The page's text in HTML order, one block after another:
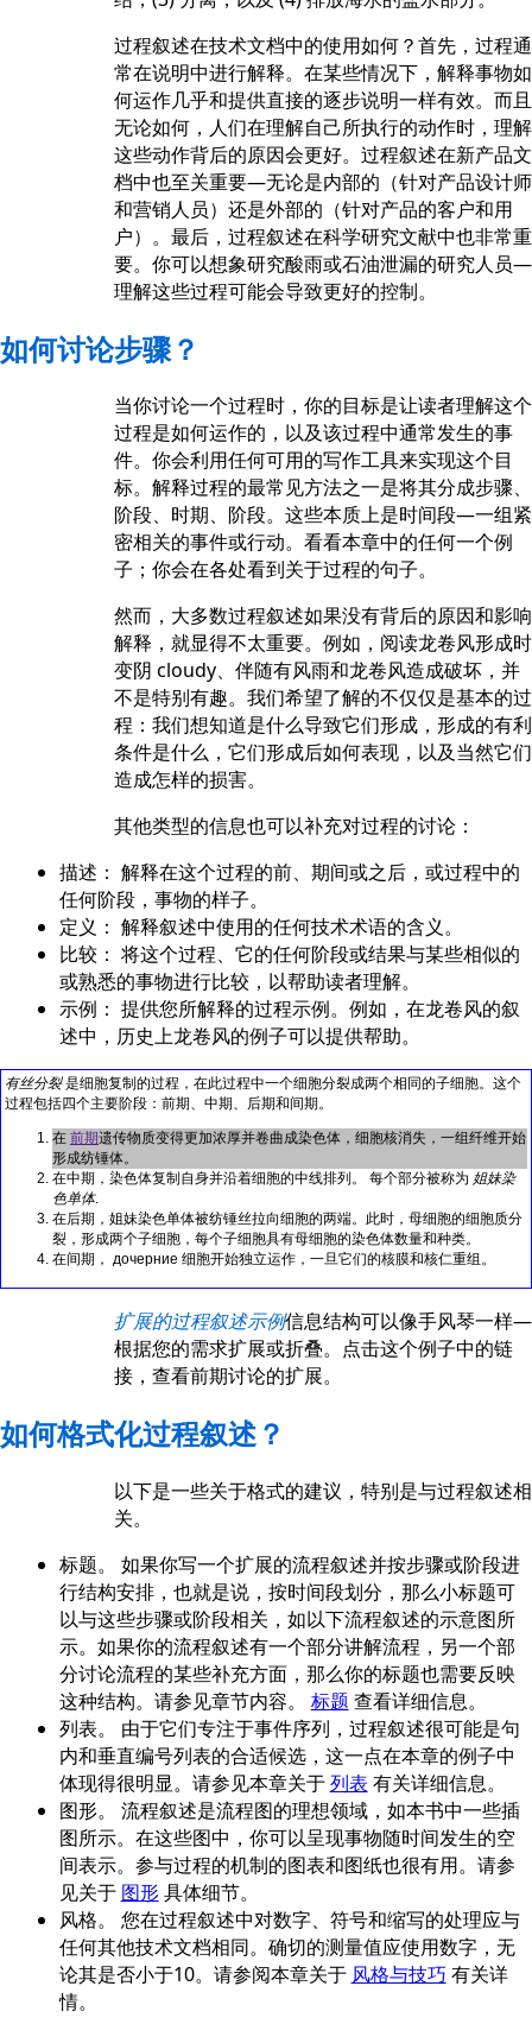
过程叙述在技术文档中的使用如何？首先，过程通
常在说明中进行解释。在某些情况下，解释事物如
何运作几乎和提供直接的逐步说明一样有效。而且
无论如何，人们在理解自己所执行的动作时，理解
这些动作背后的原因会更好。过程叙述在新产品文
档中也至关重要—无论是内部的（针对产品设计师
和营销人员）还是外部的（针对产品的客户和用
户）。最后，过程叙述在科学研究文献中也非常重
要。你可以想象研究酸雨或石油泄漏的研究人员—
理解这些过程可能会导致更好的控制。
如何讨论步骤？
当你讨论一个过程时，你的目标是让读者理解这个
过程是如何运作的，以及该过程中通常发生的事
件。你会利用任何可用的写作工具来实现这个目
标。解释过程的最常见方法之一是将其分成步骤、
阶段、时期、阶段。这些本质上是时间段—一组紧
密相关的事件或行动。看看本章中的任何一个例
子；你会在各处看到关于过程的句子。
然而，大多数过程叙述如果没有背后的原因和影响
解释，就显得不太重要。例如，阅读龙卷风形成时
变阴 cloudy、伴随有风雨和龙卷风造成破坏，并
不是特别有趣。我们希望了解的不仅仅是基本的过
程：我们想知道是什么导致它们形成，形成的有利
条件是什么，它们形成后如何表现，以及当然它们
造成怎样的损害。
其他类型的信息也可以补充对过程的讨论：
描述： 解释在这个过程的前、期间或之后，或过程中的
任何阶段，事物的样子。
定义： 解释叙述中使用的任何技术术语的含义。
比较： 将这个过程、它的任何阶段或结果与某些相似的
或熟悉的事物进行比较，以帮助读者理解。
示例： 提供您所解释的过程示例。例如，在龙卷风的叙
述中，历史上龙卷风的例子可以提供帮助。
有丝分裂是细胞复制的过程，在此过程中一个细胞分裂成两个相同的子细胞。这个
过程包括四个主要阶段：前期、中期、后期和间期。
在 前期遗传物质变得更加浓厚并卷曲成染色体，细胞核消失，一组纤维开始
形成纺锤体。
在中期，染色体复制自身并沿着细胞的中线排列。 每个部分被称为 姐妹染
色单体.
在后期，姐妹染色单体被纺锤丝拉向细胞的两端。此时，母细胞的细胞质分
裂，形成两个子细胞，每个子细胞具有母细胞的染色体数量和种类。
在间期， дочерние 细胞开始独立运作，一旦它们的核膜和核仁重组。
扩展的过程叙述示例信息结构可以像手风琴一样—
根据您的需求扩展或折叠。点击这个例子中的链
接，查看前期讨论的扩展。
如何格式化过程叙述？
以下是一些关于格式的建议，特别是与过程叙述相
关。
标题。
如果你写一个扩展的流程叙述并按步骤或阶段进
行结构安排，也就是说，按时间段划分，那么小标题可
以与这些步骤或阶段相关，如以下流程叙述的示意图所
示。如果你的流程叙述有一个部分讲解流程，另一个部
分讨论流程的某些补充方面，那么你的标题也需要反映
这种结构。请参见章节内容。 标题 查看详细信息。
列表。
由于它们专注于事件序列，过程叙述很可能是句
内和垂直编号列表的合适候选，这一点在本章的例子中
体现得很明显。请参见本章关于列表 有关详细信息。
图形。
流程叙述是流程图的理想领域，如本书中一些插
图所示。在这些图中，你可以呈现事物随时间发生的空
间表示。参与过程的机制的图表和图纸也很有用。请参
见关于 图形具体细节。
风格。
您在过程叙述中对数字、符号和缩写的处理应与
任何其他技术文档相同。确切的测量值应使用数字，无
论其是否小于10。请参阅本章关于 风格与技巧 有关详
情。